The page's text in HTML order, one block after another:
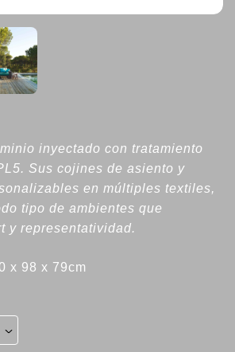
inyectado con tratamiento
Sus cojines de asiento y
en múltiples textiles,
tipo de ambientes que
y representatividad.
x 98 x 79cm